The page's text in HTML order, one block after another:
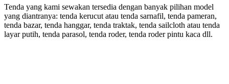
Tenda yang kami sewakan tersedia dengan banyak pilihan model
yang diantranya: tenda kerucut atau tenda sarnafil, tenda pameran,
tenda bazar, tenda hanggar, tenda traktak, tenda sailcloth atau tenda
layar putih, tenda parasol, tenda roder, tenda roder pintu kaca dll.